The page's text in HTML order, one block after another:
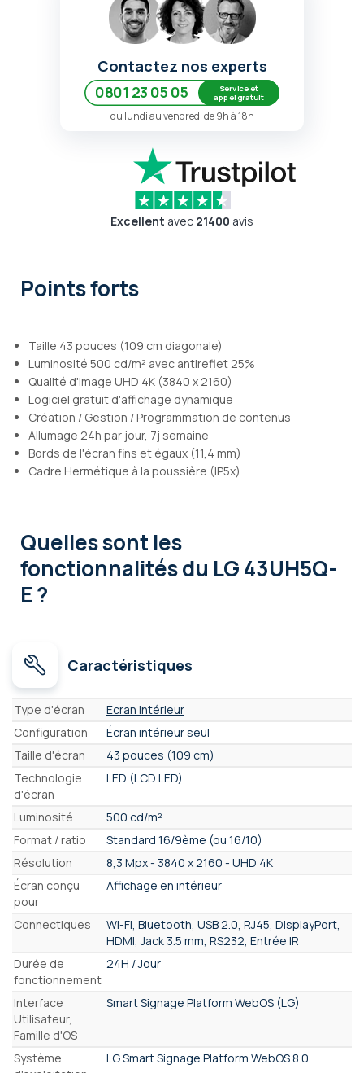
Contactez nos experts
0801 23 05 05
Service et
appel gratuit
du lundi au vendredi de 9h à 18h
Excellent avec 21400 avis
Points forts
Taille 43 pouces (109 cm diagonale)
Luminosité 500 cd/m² avec antireflet 25%
Qualité d'image UHD 4K (3840 x 2160)
Logiciel gratuit d'affichage dynamique
Création / Gestion / Programmation de contenus
Allumage 24h par jour, 7j semaine
Bords de l'écran fins et égaux (11,4 mm)
Cadre Hermétique à la poussière (IP5x)
Quelles sont les
fonctionnalitésdu LG 43UH5Q-
E ?
Caractéristiques
Caractéristiques
Type d'écran
Écran intérieur
Configuration
Écran intérieur seul
Taille d'écran
43 pouces (109 cm)
Technologie
d'écran
LED (LCD LED)
Luminosité
500 cd/m²
Format / ratio
Standard 16/9ème (ou 16/10)
Résolution
8,3 Mpx - 3840 x 2160 - UHD 4K
Écran conçu
pour
Affichage en intérieur
Connectiques
Wi-Fi, Bluetooth, USB 2.0, RJ45, DisplayPort,
HDMI, Jack 3.5 mm, RS232, Entrée IR
Durée de
fonctionnement
24H / Jour
Interface
Utilisateur,
Famille d'OS
Smart Signage Platform WebOS (LG)
Système
LG Smart Signage Platform WebOS 8.0